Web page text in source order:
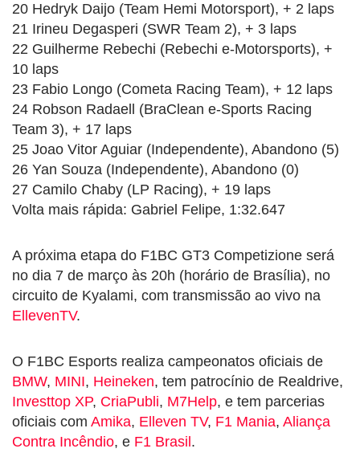
20 Hedryk Daijo (Team Hemi Motorsport), + 2 laps
21 Irineu Degasperi (SWR Team 2), + 3 laps
22 Guilherme Rebechi (Rebechi e-Motorsports), +
10 laps
23 Fabio Longo (Cometa Racing Team), + 12 laps
24 Robson Radaell (BraClean e-Sports Racing
Team 3), + 17 laps
25 Joao Vitor Aguiar (Independente), Abandono (5)
26 Yan Souza (Independente), Abandono (0)
27 Camilo Chaby (LP Racing), + 19 laps
Volta mais rápida: Gabriel Felipe, 1:32.647
A próxima etapa do F1BC GT3 Competizione será
no dia 7 de março às 20h (horário de Brasília), no
circuito de Kyalami, com transmissão ao vivo na
EllevenTV.
O F1BC Esports realiza campeonatos oficiais de
BMW, MINI, Heineken, tem patrocínio de Realdrive,
Investtop XP, CriaPubli, M7Help, e tem parcerias
oficiais com Amika, Elleven TV, F1 Mania, Aliança
Contra Incêndio, e F1 Brasil.